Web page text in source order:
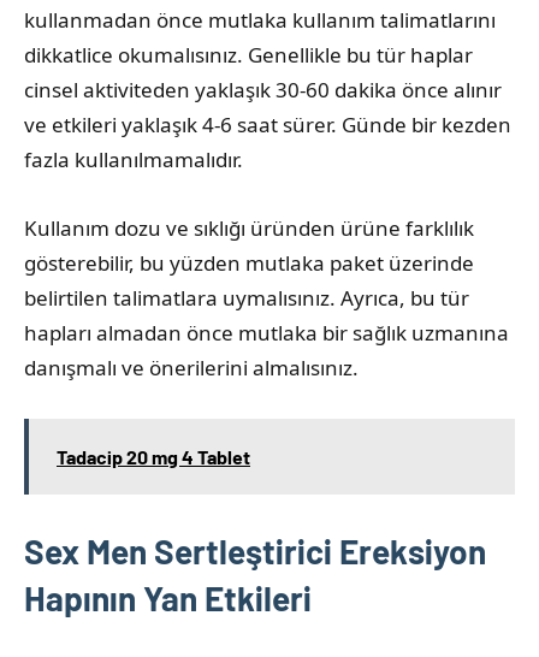
kullanmadan önce mutlaka kullanım talimatlarını
dikkatlice okumalısınız. Genellikle bu tür haplar
cinsel aktiviteden yaklaşık 30-60 dakika önce alınır
ve etkileri yaklaşık 4-6 saat sürer. Günde bir kezden
fazla kullanılmamalıdır.
Kullanım dozu ve sıklığı üründen ürüne farklılık
gösterebilir, bu yüzden mutlaka paket üzerinde
belirtilen talimatlara uymalısınız. Ayrıca, bu tür
hapları almadan önce mutlaka bir sağlık uzmanına
danışmalı ve önerilerini almalısınız.
Tadacip 20 mg 4 Tablet
Sex Men Sertleştirici Ereksiyon
Hapının Yan Etkileri